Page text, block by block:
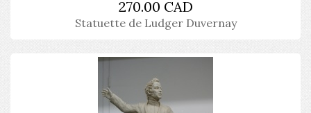
270.00 CAD
Statuette de Ludger Duvernay